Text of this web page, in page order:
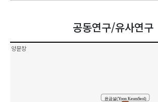
공동연구/유사연구
양문창
윤금설(Yoon KeumSeol)